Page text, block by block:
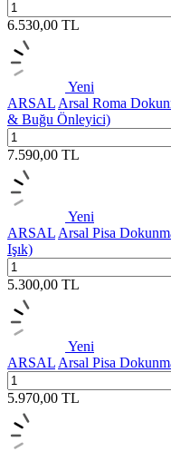
6.530,00 TL
Yeni
ARSALArsal Roma
& Buğu Önleyici)
7.590,00 TL
Yeni
ARSALArsal Pisa
Işık)
5.300,00 TL
Yeni
ARSALArsal Pisa
5.970,00 TL